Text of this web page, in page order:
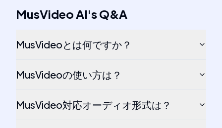
MusVideo AI'sQ&A
MusVideoとは何ですか？
MusVideoの使い方は？
MusVideo対応オーディオ形式は？